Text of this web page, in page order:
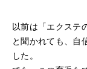
以前は「エクステ
と聞かれても、自
した。